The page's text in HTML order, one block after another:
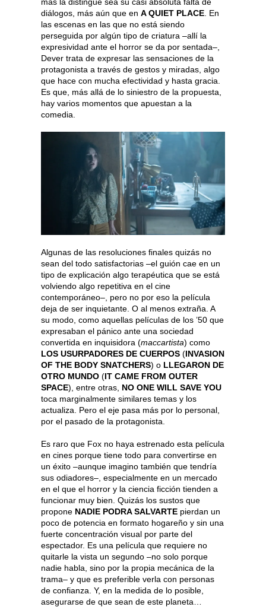
diálogos, más aún que en A QUIET PLACE . En
las escenas en las que no está siendo
perseguida por algún tipo de criatura –allí la
expresividad ante el horror se da por sentada–,
Dever trata de expresar las sensaciones de la
protagonista a través de gestos y miradas, algo
que hace con mucha efectividad y hasta gracia.
Es que, más allá de lo siniestro de la propuesta,
hay varios momentos que apuestan a la
comedia.
Algunas de las resoluciones finales quizás no
sean del todo satisfactorias –el guión cae en un
tipo de explicación algo terapéutica que se está
volviendo algo repetitiva en el cine
contemporáneo–, pero no por eso la película
deja de ser inquietante. O al menos extraña. A
su modo, como aquellas películas de los ’50 que
expresaban el pánico ante una sociedad
convertida en inquisidora (maccartista) como
LOS USURPADORES DE CUERPOS (INVASION
OF THE BODY SNATCHERS) o LLEGARON DE
OTRO MUNDO (IT CAME FROM OUTER
SPACE), entre otras, NO ONE WILL SAVE YOU
toca marginalmente similares temas y los
actualiza. Pero el eje pasa más por lo personal,
por el pasado de la protagonista.
Es raro que Fox no haya estrenado esta película
en cines porque tiene todo para convertirse en
un éxito –aunque imagino también que tendría
sus odiadores–, especialmente en un mercado
en el que el horror y la ciencia ficción tienden a
funcionar muy bien. Quizás los sustos que
propone NADIE PODRA SALVARTE pierdan un
poco de potencia en formato hogareño y sin una
fuerte concentración visual por parte del
espectador. Es una película que requiere no
quitarle la vista un segundo –no solo porque
nadie habla, sino por la propia mecánica de la
trama– y que es preferible verla con personas
de confianza. Y, en la medida de lo posible,
asegurarse de que sean de este planeta…